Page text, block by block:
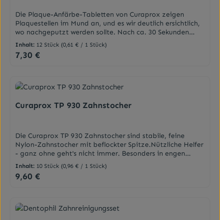
Die Plaque-Anfärbe-Tabletten von Curaprox zeigen
Plaquestellen im Mund an, und es wir deutlich ersichtlich,
wo nachgeputzt werden sollte. Nach ca. 30 Sekunden
Kauen färbt die Tablette alte Plaque blau und neu
gebildete Plaque rot.Curaprox Plaque-Anfärbe-Tabletten
sind wertvolle Helfer mit Erfolgsgarantie. Sie zeigen
Plaquefinder motiviert: Zu sehen, wie die Plaque weniger
wird, ist die schönste
Belohnung.EigenschaftenZweifarben-System: färbt alte,
strukturierte Plaque blau und neu gebildete Plaque
nderzahnpflegeSaubere
ZähneZahnbelagDarreichungsformTabletten
Inhalt: 12 Stück (0,61 € / 1 Stück)
Regulärer Preis:
7,30 €
Curaprox TP 930 Zahnstocher
Die Curaprox TP 930 Zahnstocher sind stabile, feine
Nylon-Zahnstocher mit beflockter Spitze.Nützliche Helfer
- ganz ohne geht's nicht immer. Besonders in engen
Zwischenräumen der Schneidezähne ist Zahnseide eine
sinnvolle Pflegeunterstützung. Curaprox verfügt für alle
Bedürfnisse über eine breite Palette an Zahnseide und
gDarreichungsformZahnstocher
Inhalt: 10 Stück (0,96 € / 1 Stück)
Regulärer Preis:
9,60 €